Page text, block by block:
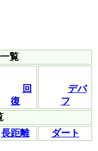
覧
回
復
デバ
フ
長距離
ダート